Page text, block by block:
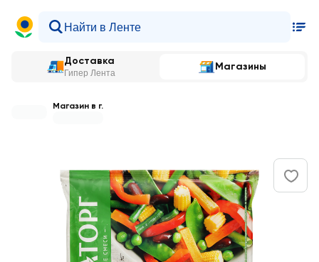
Доставка
Гипер Лента
Магазины
Магазин в г.